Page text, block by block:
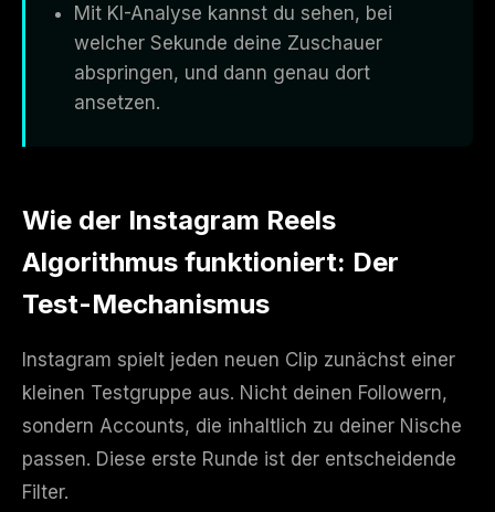
Mit KI-Analyse kannst du sehen, bei
welcher Sekunde deine Zuschauer
abspringen, und dann genau dort
ansetzen.
Wie der Instagram Reels
Algorithmus funktioniert: Der
Test-Mechanismus
Instagram spielt jeden neuen Clip zunächst einer
kleinen Testgruppe aus. Nicht deinen Followern,
sondern Accounts, die inhaltlich zu deiner Nische
passen. Diese erste Runde ist der entscheidende
Filter.